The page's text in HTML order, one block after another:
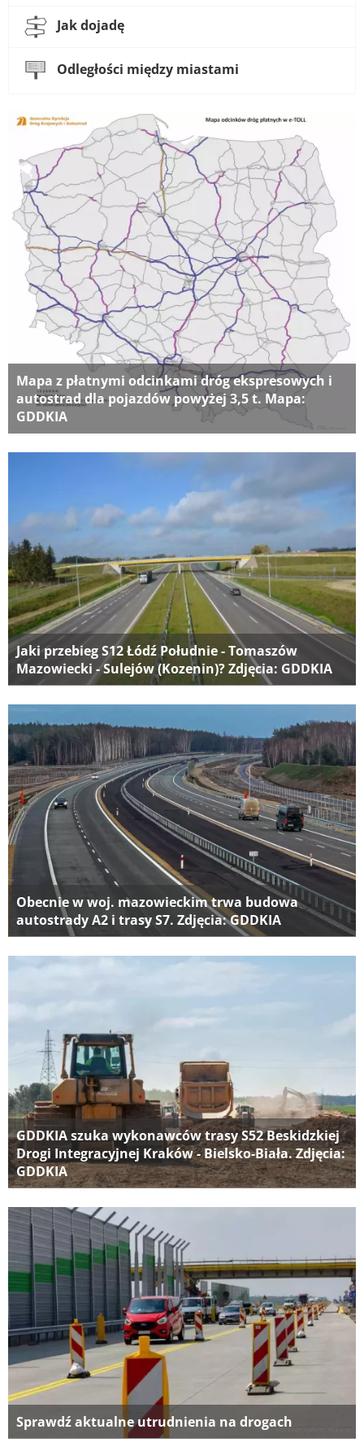
Jak dojadę
Odległości między miastami
Mapa z płatnymi odcinkami dróg ekspresowych i
autostrad dla pojazdów powyżej 3,5 t. Mapa:
GDDKIA
Jaki przebieg S12 Łódź Południe - Tomaszów
Mazowiecki - Sulejów (Kozenin)? Zdjęcia: GDDKIA
Obecnie w woj. mazowieckim trwa budowa
autostrady A2 i trasy S7. Zdjęcia: GDDKIA
GDDKIA szuka wykonawców trasy S52 Beskidzkiej
Drogi Integracyjnej Kraków - Bielsko-Biała. Zdjęcia:
GDDKIA
Sprawdź aktualne utrudnienia na drogach